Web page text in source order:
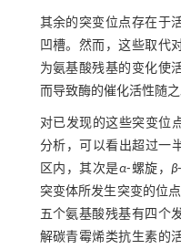
其余的突变位点存在于
凹槽。然而，这些取代
为氨基酸残基的变化使
而导致酶的催化活性随
对已发现的这些突变位
分析，可以看出超过一
区内，其次是α⁃螺旋，β
突变体所发生突变的位
五个氨基酸残基有四个
解碳青霉烯类抗生素的